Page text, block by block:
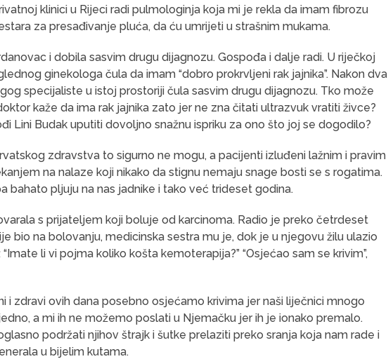
klinici u Rijeci radi pulmologinja koja mi je rekla da imam fibrozu
za presađivanje pluća, da ću umrijeti u strašnim mukama.
i dobila sasvim drugu dijagnozu. Gospođa i dalje radi. U riječkoj
ginekologa čula da imam “dobro prokrvljeni rak jajnika”. Nakon dva
specijaliste u istoj prostoriji čula sasvim drugu dijagnozu. Tko može
kaže da ima rak jajnika zato jer ne zna čitati ultrazvuk vratiti živce?
Lini Budak uputiti dovoljno snažnu ispriku za ono što joj se dogodilo?
zdravstva to sigurno ne mogu, a pacijenti izluđeni lažnim i pravim
na nalaze koji nikako da stignu nemaju snage bosti se s rogatima.
bahato pljuju na nas jadnike i tako već trideset godina.
s prijateljem koji boluje od karcinoma. Radio je preko četrdeset
bio na bolovanju, medicinska sestra mu je, dok je u njegovu žilu ulazio
li vi pojma koliko košta kemoterapija?” “Osjećao sam se krivim”,
i zdravi ovih dana posebno osjećamo krivima jer naši liječnici mnogo
a mi ih ne možemo poslati u Njemačku jer ih je ionako premalo.
podržati njihov štrajk i šutke prelaziti preko sranja koja nam rade i
u bijelim kutama.